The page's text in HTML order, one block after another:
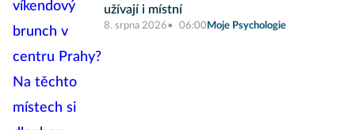
užívají i místní
8. srpna 2026 06:00 Moje Psychologie